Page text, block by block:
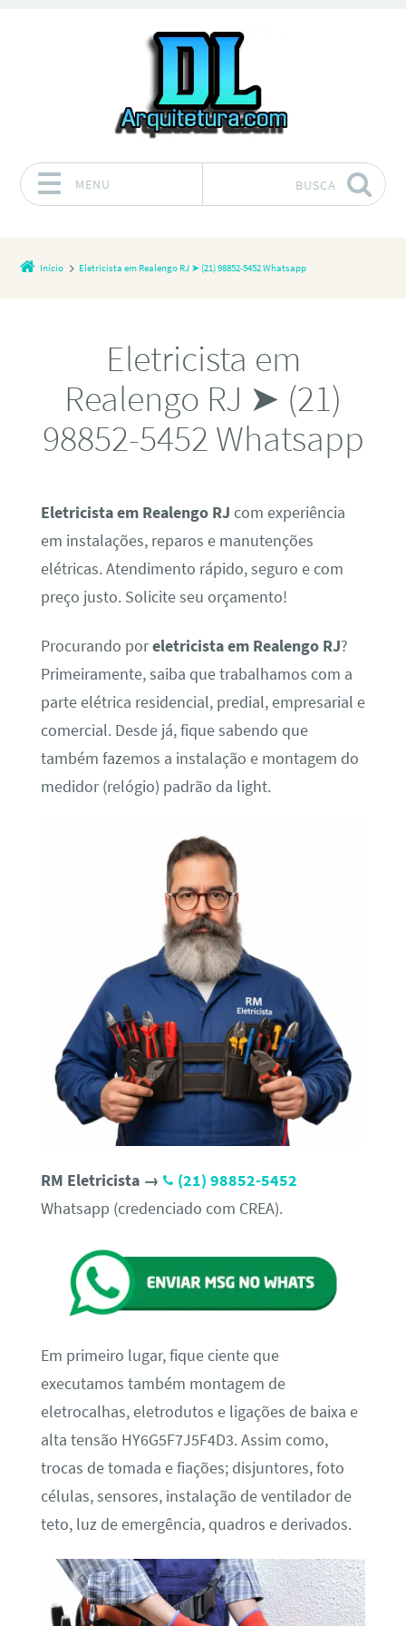
MENU BUSCA
Início Eletricista em Realengo RJ ➤ (21) 98852-5452 Whatsapp
Eletricista em
Realengo RJ ➤ (21)
98852-5452 Whatsapp
Eletricista em Realengo RJ com experiência
em instalações, reparos e manutenções
elétricas. Atendimento rápido, seguro e com
preço justo. Solicite seu orçamento!
Procurando poreletricista em Realengo RJ?
Primeiramente, saiba que trabalhamos com a
parte elétrica residencial, predial, empresarial e
comercial. Desde já, fique sabendo que
também fazemos a instalação e montagem do
medidor (relógio) padrão da light.
RM Eletricista →
(21) 98852-5452
Whatsapp (credenciado com CREA).
Em primeiro lugar, fique ciente que
executamos também montagem de
eletrocalhas, eletrodutos e ligações de baixa e
alta tensão HY6G5F7J5F4D3. Assim como,
trocas de tomada e fiações; disjuntores, foto
células, sensores, instalação de ventilador de
teto, luz de emergência, quadros e derivados.